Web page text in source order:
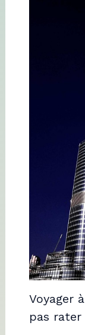
Voyager
pas rater